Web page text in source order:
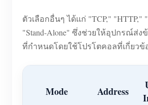
ตัวเลือกอื่นๆ ได้แก่ "TCP," "HTTP,"
"Stand-Alone" ซึ่งช่วยให้อุปกรณ์ส่ง
ที่กำหนดโดยใช้โปรโตคอลที่เกี่ยวข้
Mode Address